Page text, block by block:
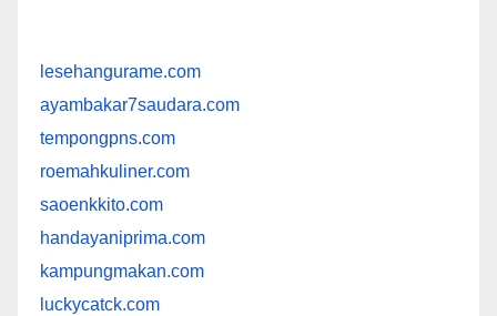
lesehangurame.com
ayambakar7saudara.com
tempongpns.com
roemahkuliner.com
saoenkkito.com
handayaniprima.com
kampungmakan.com
luckycatck.com